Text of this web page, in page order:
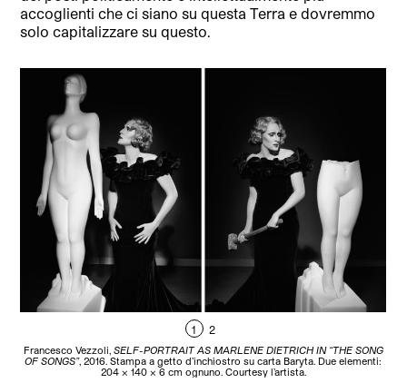
accoglienti che ci siano su questa Terra e dovremmo
solo capitalizzare su questo.
1 2
Francesco Vezzoli, SELF-PORTRAIT AS MARLENE DIETRICH IN “THE SONG
OF SONGS”, 2016. Stampa a getto d’inchiostro su carta Baryta. Due elementi:
204 × 140 × 6 cm ognuno. Courtesy l’artista.